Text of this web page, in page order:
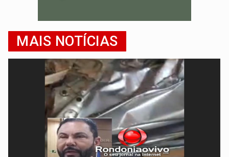
MAIS NOTÍCIAS